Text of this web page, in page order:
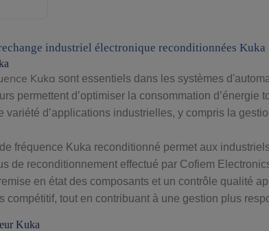
industriel électronique reconditionnées Kuka
Kuka sont essentiels dans les systèmes
permettent d’optimiser la consommation
variété d’applications industrielles, y compris la
fréquence Kuka reconditionné permet aux
de reconditionnement effectué par Cofiem
en état des composants et un contrôle qualité
compétitif, tout en contribuant à une gestion plus
Kuka